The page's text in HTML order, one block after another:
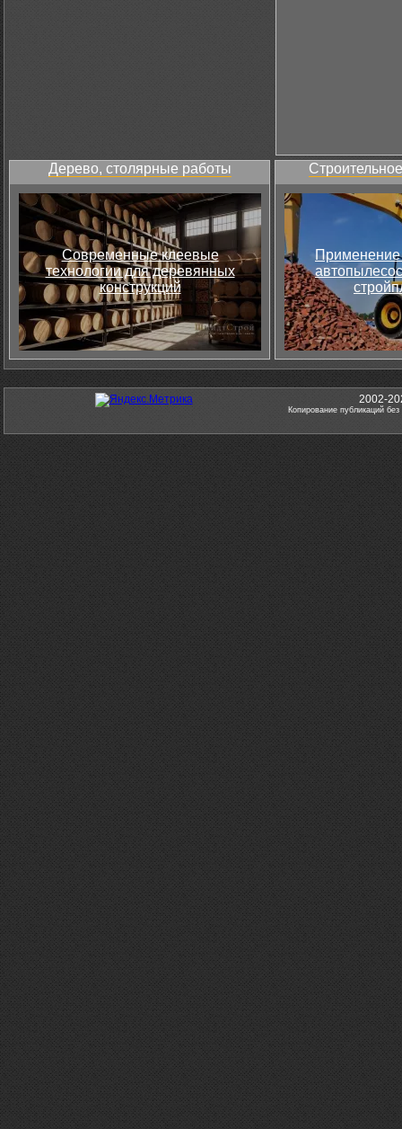
Дерево, столярные работы
Современные клеевые
технологии для деревянных
конструкций
Применение
2002-
Копирование публикаций